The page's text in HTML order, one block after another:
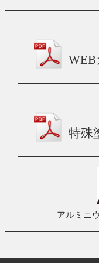
特殊
アルミニ